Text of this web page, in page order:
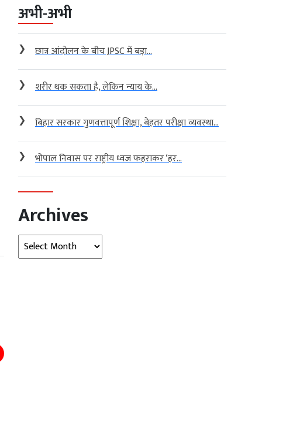
अभी-अभी
❯ छात्र आंदोलन के बीच JPSC में बड़ा...
❯ शरीर थक सकता है, लेकिन न्याय के...
❯ बिहार सरकार गुणवत्तापूर्ण शिक्षा, बेहतर परीक्षा व्यवस्था...
❯ भोपाल निवास पर राष्ट्रीय ध्वज फहराकर ‘हर...
Archives
Archives